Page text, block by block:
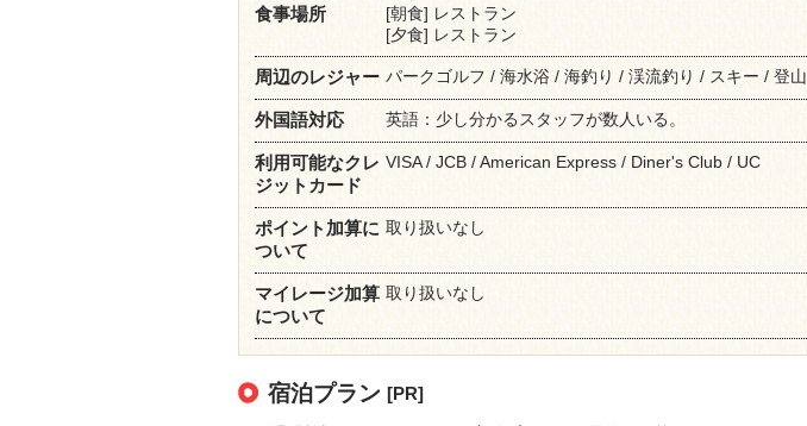
食事場所
[朝食] レストラン
[夕食] レストラン
周辺のレジャー パークゴルフ / 海水浴 / 海釣り / 渓流釣り / スキー / 登山
外国語対応 英語：少し分かるスタッフが数人いる。
利用可能なクレ
ジットカード
VISA / JCB / American Express / Diner's Club / UC
ポイント加算に
ついて
取り扱いなし
マイレージ加算
について
取り扱いなし
宿泊プラン [PR]